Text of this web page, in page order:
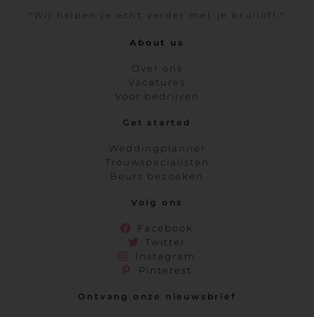
"Wij helpen je echt verder met je bruiloft."
About us
Over ons
Vacatures
Voor bedrijven
Get started
Weddingplanner
Trouwspecialisten
Beurs bezoeken
Volg ons
Facebook
Twitter
Instagram
Pinterest
Ontvang onze nieuwsbrief